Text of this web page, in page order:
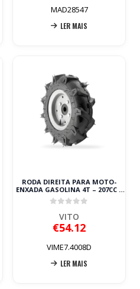
MAD28547
LER MAIS
RODA DIREITA PARA MOTO-
ENXADA GASOLINA 4T – 207CC –
7CV – 750MM VIME7 VITO
VITO
€54.12
VIME7.4008D
LER MAIS